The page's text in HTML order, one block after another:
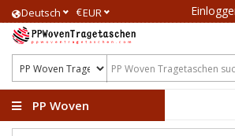
Deutsch €EUR
PP Woven